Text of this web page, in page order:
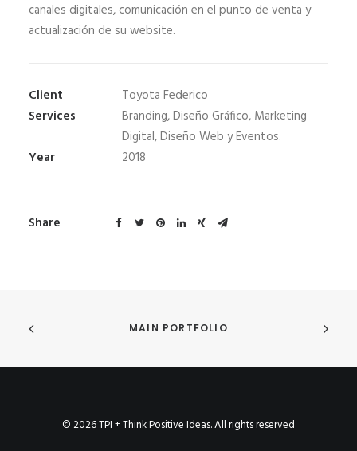
canales digitales, comunicación en el punto de venta y
actualización de su website.
Client
Toyota Federico
Services
Branding, Diseño Gráfico, Marketing
Digital, Diseño Web y Eventos.
Year
2018
Share
MAIN PORTFOLIO
© 2026 TPI + Think Positive Ideas. All rights reserved